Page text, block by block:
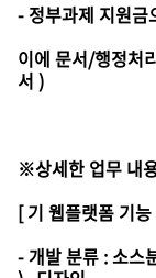
- 정부과제 지원금
이에 문서/행정처
서 )
※상세한 업무 내
[ 기 웹플랫폼 기
- 개발 분류 : 소스